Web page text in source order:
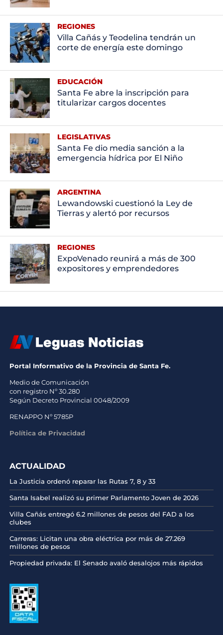
REGIONES
Villa Cañás y Teodelina tendrán un
corte de energía este domingo
EDUCACIÓN
Santa Fe abre la inscripción para
titularizar cargos docentes
LEGISLATIVAS
Santa Fe dio media sanción a la
emergencia hídrica por El Niño
ARGENTINA
Lewandowski cuestionó la Ley de
Tierras y alertó por recursos
REGIONES
ExpoVenado reunirá a más de 300
expositores y emprendedores
Portal Informativo de la Provincia de Santa Fe.
Medio de Comunicación
con registro Nº 30.280
Según Decreto Provincial 0048/2009
RENAPPO Nº 5785P
Política de Privacidad
ACTUALIDAD
La Justicia ordenó reparar las Rutas 7, 8 y 33
Santa Isabel realizó su primer Parlamento Joven de 2026
Villa Cañás entregó 6.2 millones de pesos del FAD a los
clubes
Carreras: Licitan una obra eléctrica por más de 27.269
millones de pesos
Propiedad privada: El Senado avaló desalojos más rápidos